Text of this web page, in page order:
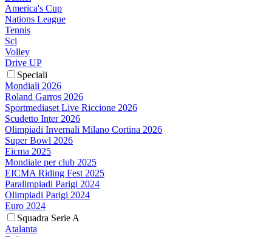
America's Cup
Nations League
Tennis
Sci
Volley
Drive UP
Speciali
Mondiali 2026
Roland Garros 2026
Sportmediaset Live Riccione 2026
Scudetto Inter 2026
Olimpiadi Invernali Milano Cortina 2026
Super Bowl 2026
Eicma 2025
Mondiale per club 2025
EICMA Riding Fest 2025
Paralimpiadi Parigi 2024
Olimpiadi Parigi 2024
Euro 2024
Squadra Serie A
Atalanta